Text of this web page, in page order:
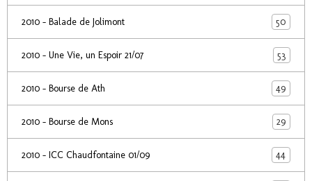
2010 - Balade de Jolimont 50
2010 - Une Vie, un Espoir 21/07 53
2010 - Bourse de Ath 49
2010 - Bourse de Mons 29
2010 - ICC Chaudfontaine 01/09 44